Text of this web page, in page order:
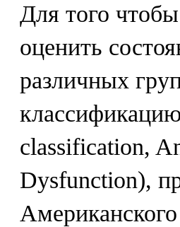
Для того
оценить
различных
classification,
Dysfunction),